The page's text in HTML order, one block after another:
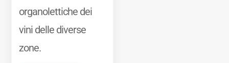
organolettiche dei
vini delle diverse
zone.